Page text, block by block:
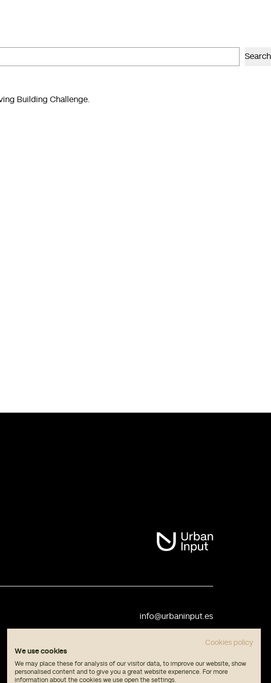
Search
Building Challenge.
info@urbaninput.es
Cookies policy
We use cookies
We may place these for analysis of our visitor data, to improve our website, show
personalised content and to give you a great website experience. For more
information about the cookies we use open the settings.